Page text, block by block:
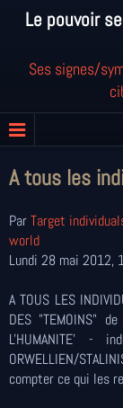
Le pouvoir
Ses signes/
A tous les
ParTarget
world
Lundi 28 mai 2012,
A TOUS LES
DES "TEMOINS"
L'HUMANITE' -
ORWELLIEN/
compter ce qui les